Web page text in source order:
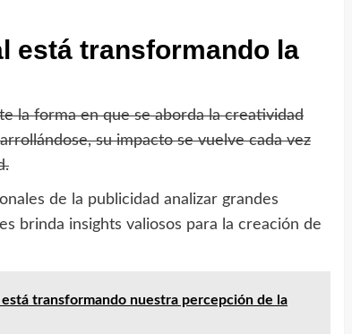
está transformando la
la forma en que se aborda la creatividad
su impacto se vuelve cada vez
de la publicidad analizar grandes
brinda insights valiosos para la creación de
transformando nuestra percepción de la